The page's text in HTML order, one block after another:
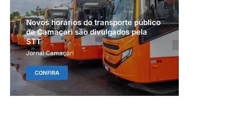
Novos horários do transporte público
de Camaçari são divulgados pela
STT
Jornal Camaçari
CONFIRA